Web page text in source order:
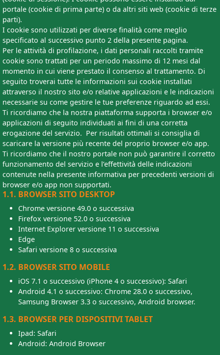
portale (cookie di prima parte) o da altri siti web (cookie di terze
parti).
I cookie sono utilizzati per diverse finalità come meglio
specificato al successivo punto 2 della presente pagina.
Per le attività di profilazione, i dati personali raccolti tramite
cookie sono trattati per un periodo massimo di 12 mesi dal
momento in cui viene prestato il consenso al trattamento. Di
seguito troverai tutte le informazioni sui cookie installati
attraverso il nostro sito e/o relative applicazioni e le indicazioni
necessarie su come gestire le tue preferenze riguardo ad essi.
Ti ricordiamo che la nostra piattaforma supporta i browser e/o
applicazioni di seguito individuati ai fini di una corretta
erogazione del servizio. Per risultati ottimali si consiglia di
scaricare la versione più recente del proprio browser e/o app.
Ti ricordiamo che il nostro portale non può garantire il corretto
funzionamento del servizio e l’effettività delle indicazioni
contenute nella presente informativa per precedenti versioni di
browser e/o app non supportati.
1.1. BROWSER SITO DESKTOP
Chrome versione 49.0 o successiva
Firefox versione 52.0 o successiva
Internet Explorer versione 11 o successiva
Edge
Safari versione 8 o successiva
1.2. BROWSER SITO MOBILE
iOS 7.1 o successivo (iPhone 4 o successivo): Safari
Android 4.1 o successivo: Chrome 28.0 o successivo,
Samsung Browser 3.3 o successivo, Android browser.
1.3. BROWSER PER DISPOSITIVI TABLET
Ipad: Safari
Android: Android Browser